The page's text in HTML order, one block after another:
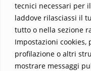
tecnici necessari per
laddove rilasciassi il
tutto o nella sezione
Impostazioni
profilazione o altri
mostrare messaggi